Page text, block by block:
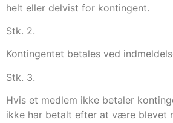
helt eller delvist for kontingent.
Stk. 2.
Kontingentet betales ved
Stk. 3.
Hvis et medlem ikke betaler
ikke har betalt efter at være blevet